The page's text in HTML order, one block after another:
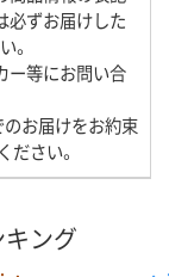
必ずお届けした
。
ー等にお問い合
のお届けをお約束
さい。
ング